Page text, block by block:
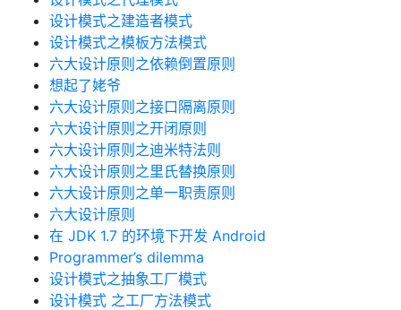
设计模式之建造者模式
设计模式之模板方法模式
六大设计原则之依赖倒置原则
想起了姥爷
六大设计原则之接口隔离原则
六大设计原则之开闭原则
六大设计原则之迪米特法则
六大设计原则之里氏替换原则
六大设计原则之单一职责原则
六大设计原则
在 JDK 1.7 的环境下开发 Android
Programmer’s dilemma
设计模式之抽象工厂模式
设计模式 之工厂方法模式